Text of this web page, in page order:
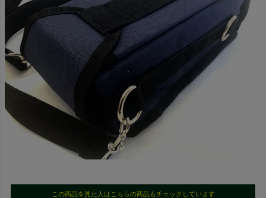
この商品を見た人はこちらの商品もチェックしています